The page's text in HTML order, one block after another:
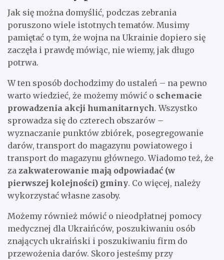
Jak się można domyślić, podczas zebrania
poruszono wiele istotnych tematów. Musimy
pamiętać o tym, że wojna na Ukrainie dopiero się
zaczęła i prawdę mówiąc, nie wiemy, jak długo
potrwa.
W ten sposób dochodzimy do ustaleń – na pewno
warto wiedzieć, że możemy mówić o schemacie
prowadzenia akcji humanitarnych. Wszystko
sprowadza się do czterech obszarów –
wyznaczanie punktów zbiórek, posegregowanie
darów, transport do magazynu powiatowego i
transport do magazynu głównego. Wiadomo też, że
za zakwaterowanie mają odpowiadać (w
pierwszej kolejności) gminy. Co więcej, należy
wykorzystać własne zasoby.
Możemy również mówić o nieodpłatnej pomocy
medycznej dla Ukraińców, poszukiwaniu osób
znających ukraiński i poszukiwaniu firm do
przewożenia darów. Skoro jesteśmy przy